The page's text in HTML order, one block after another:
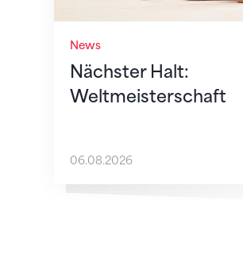
News
Nächster Halt:
Weltmeisterschaft
06.08.2026